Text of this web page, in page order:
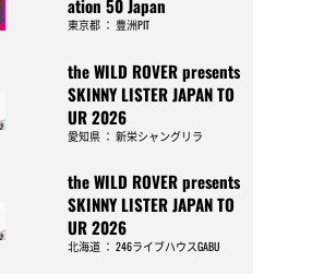
ation 50 Japan
東京都： 豊洲PIT
the WILD ROVER presents
SKINNY LISTER JAPAN TO
UR 2026
愛知県： 新栄シャングリラ
the WILD ROVER presents
SKINNY LISTER JAPAN TO
UR 2026
北海道： 246ライブハウスGABU